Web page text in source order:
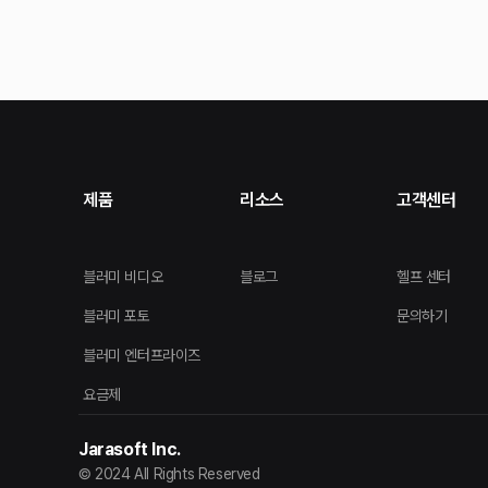
제품
블러미 비디오
블러미 포토
블러미 엔터프라이즈
요금제
리소스
블로그
고객센터
헬프 센터
문의하기
Jarasoft Inc.
© 2024 All Rights Reserved